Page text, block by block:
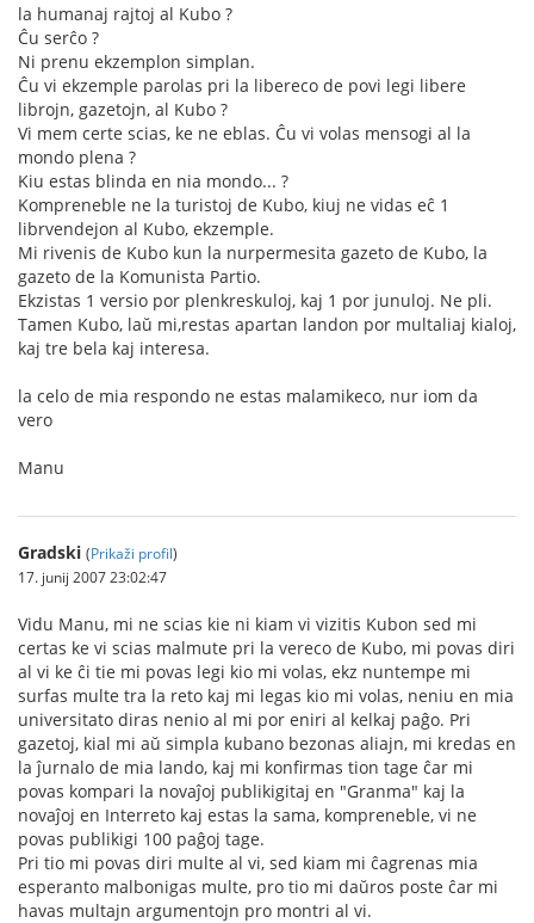
la humanaj rajtoj al Kubo ?
Ĉu serĉo ?
Ni prenu ekzemplon simplan.
Ĉu vi ekzemple parolas pri la libereco de povi legi libere
librojn, gazetojn, al Kubo ?
Vi mem certe scias, ke ne eblas. Ĉu vi volas mensogi al la
mondo plena ?
Kiu estas blinda en nia mondo... ?
Kompreneble ne la turistoj de Kubo, kiuj ne vidas eĉ 1
librvendejon al Kubo, ekzemple.
Mi rivenis de Kubo kun la nurpermesita gazeto de Kubo, la
gazeto de la Komunista Partio.
Ekzistas 1 versio por plenkreskuloj, kaj 1 por junuloj. Ne pli.
Tamen Kubo, laŭ mi,restas apartan landon por multaliaj kialoj,
kaj tre bela kaj interesa.
la celo de mia respondo ne estas malamikeco, nur iom da
vero
Manu
Gradski (Prikaži profil)
17. junij 2007 23:02:47
Vidu Manu, mi ne scias kie ni kiam vi vizitis Kubon sed mi
certas ke vi scias malmute pri la vereco de Kubo, mi povas diri
al vi ke ĉi tie mi povas legi kio mi volas, ekz nuntempe mi
surfas multe tra la reto kaj mi legas kio mi volas, neniu en mia
universitato diras nenio al mi por eniri al kelkaj paĝo. Pri
gazetoj, kial mi aŭ simpla kubano bezonas aliajn, mi kredas en
la ĵurnalo de mia lando, kaj mi konfirmas tion tage ĉar mi
povas kompari la novaĵoj publikigitaj en "Granma" kaj la
novaĵoj en Interreto kaj estas la sama, kompreneble, vi ne
povas publikigi 100 paĝoj tage.
Pri tio mi povas diri multe al vi, sed kiam mi ĉagrenas mia
esperanto malbonigas multe, pro tio mi daŭros poste ĉar mi
havas multajn argumentojn pro montri al vi.